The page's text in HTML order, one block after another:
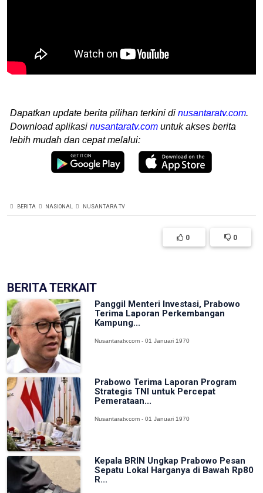
Dapatkan update berita pilihan terkini di nusantaratv.com.
Download aplikasi nusantaratv.com untuk akses berita
lebih mudah dan cepat melalui:
BERITA NASIONAL NUSANTARA TV
0 0
BERITA TERKAIT
Panggil Menteri Investasi, Prabowo
Terima Laporan Perkembangan
Kampung...
Nusantaratv.com - 01 Januari 1970
Prabowo Terima Laporan Program
Strategis TNI untuk Percepat
Pemerataan...
Nusantaratv.com - 01 Januari 1970
Kepala BRIN Ungkap Prabowo Pesan
Sepatu Lokal Harganya di Bawah Rp80
R...